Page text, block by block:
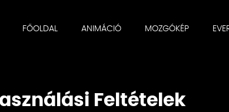
FŐOLDAL ANIMÁCIÓ MOZGÓKÉP
Feltételek